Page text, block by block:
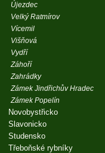
Újezdec
Velký Ratmírov
Vícemil
Višňová
Vydří
Záhoří
Zahrádky
Zámek Jindřichův Hradec
Zámek Popelín
Novobystřicko
Slavonicko
Studensko
Třeboňské rybníky